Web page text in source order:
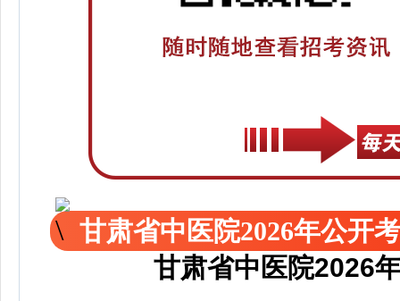
甘肃省中医院2026年公开
甘肃省中医院2026